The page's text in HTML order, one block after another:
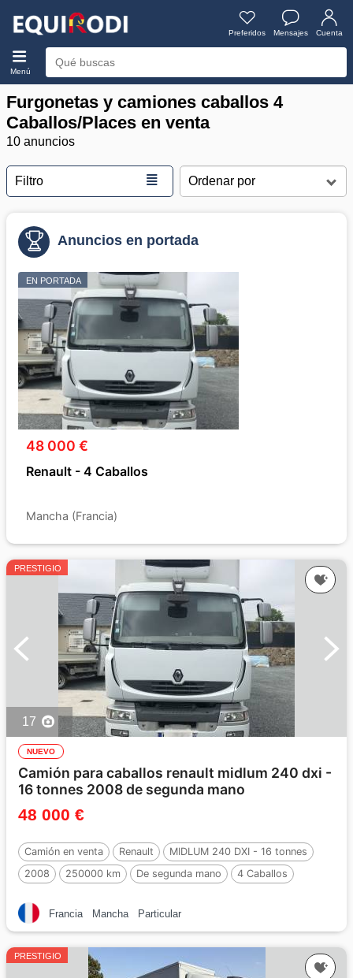
Preferidos Mensajes Cuenta
Menú
Furgonetas y camiones caballos 4
Caballos/Places en venta
10 anuncios
Filtro ≣
Anuncios en portada
EN PORTADA
48 000 €
Renault - 4 Caballos
Mancha (Francia)
PRESTIGIO
17
NUEVO
Camión para caballos renault midlum 240 dxi -
16 tonnes 2008 de segunda mano
48 000 €
Camión en venta Renault
MIDLUM 240 DXI - 16 tonnes
2008
250000 km De segunda mano 4 Caballos
Francia Mancha Particular
PRESTIGIO